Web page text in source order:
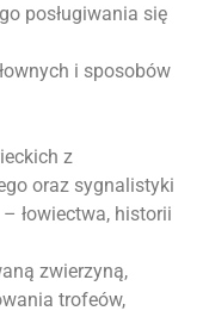
posługiwania się
i sposobów
z
oraz sygnalistyki
łowiectwa, historii
zwierzyną,
trofeów,